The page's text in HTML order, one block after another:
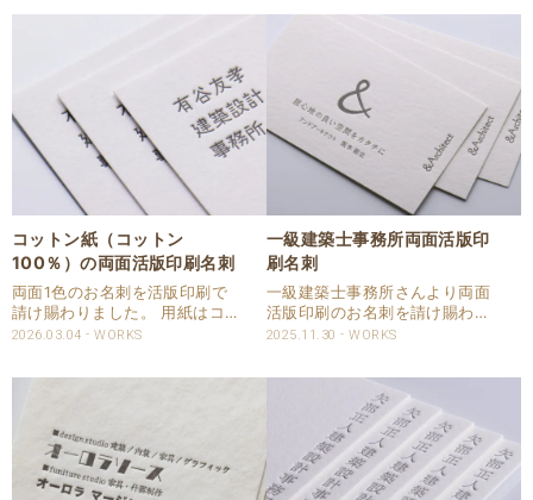
FSのホワイトを使用しました。
は3色、裏1色で再現いたしまし
コットン紙（コットン
100％）の両面活版印刷名刺
両面1色のお名刺を活版印刷で
請け賜わりました。 用紙はコッ
トン100％のグムンドコットン
は700×1000㎜判210㎏（米
2026.03.04 WORKS
一級建築士事務所両面活版印
刷名刺
一級建築士事務所さんより両面
活版印刷のお名刺を請け賜わり
ました。 用紙はハーフエアコッ
面ともパントンのBlack4で活版
印刷いたしました。 裏面への干
渉を注視しながら印圧を入れさ
せて頂きまし..
2025.11.30 WORKS